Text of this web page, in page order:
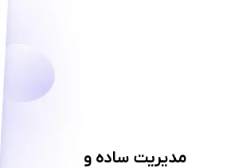
مدیریت ساده و حرفه‌ای